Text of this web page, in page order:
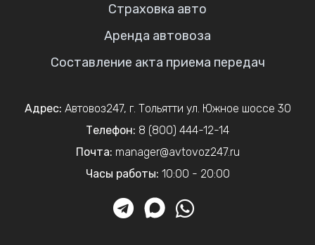
Страховка авто
Аренда автовоза
Составление акта приема передач
Адрес: Автовоз247, г. Тольятти ул. Южное шоссе 30
Телефон: 8 (800) 444-12-14
Почта: manager@avtovoz247.ru
Часы работы: 10:00 - 20:00